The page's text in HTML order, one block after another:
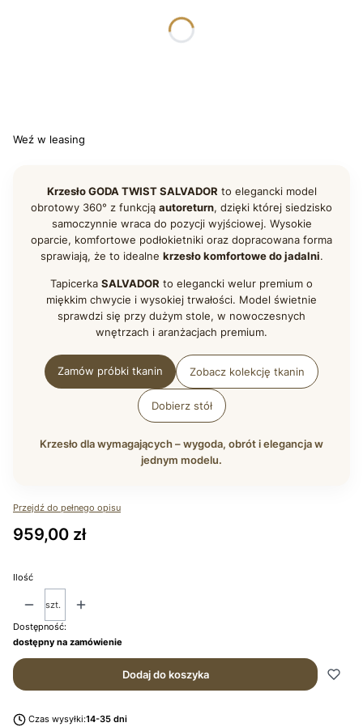
Weź w leasing
Krzesło GODA TWIST SALVADOR to elegancki model
obrotowy 360° z funkcją autoreturn, dzięki której siedzisko
samoczynnie wraca do pozycji wyjściowej. Wysokie
oparcie, komfortowe podłokietniki oraz dopracowana forma
sprawiają, że to idealne krzesło komfortowe do jadalni.
Tapicerka SALVADOR to elegancki welur premium o
miękkim chwycie i wysokiej trwałości. Model świetnie
sprawdzi się przy dużym stole, w nowoczesnych
wnętrzach i aranżacjach premium.
Zamów próbki tkanin Zobacz kolekcję tkanin
Dobierz stół
Krzesło dla wymagających – wygoda, obrót i elegancja w
jednym modelu.
Przejdź do pełnego opisu
Cena
959,00 zł
Ilość
szt.
Dostępność:
dostępny na zamówienie
Dodaj do koszyka
Czas wysyłki:14-35 dni